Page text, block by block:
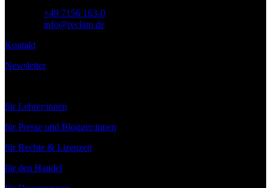
+49 7156 163-0
info@reclam.de
Kontakt
Newsletter
für Lehrer:innen
für Presse und Blogger:innen
für Rechte & Lizenzen
für den Handel